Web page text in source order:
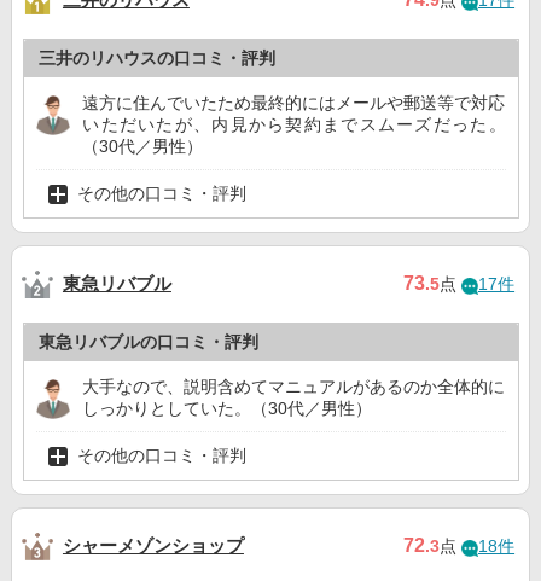
三井のリハウスの口コミ・評判
遠方に住んでいたため最終的にはメールや郵送等で対応
いただいたが、内見から契約までスムーズだった。
（30代／男性）
その他の口コミ・評判
東急リバブル 73.5点 17件
東急リバブルの口コミ・評判
大手なので、説明含めてマニュアルがあるのか全体的に
しっかりとしていた。（30代／男性）
その他の口コミ・評判
シャーメゾンショップ 72.3点 18件